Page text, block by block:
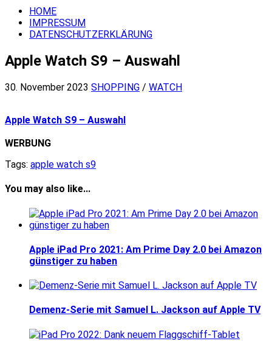
HOME
IMPRESSUM
DATENSCHUTZERKLÄRUNG
Apple Watch S9 – Auswahl
30. November 2023 SHOPPING / WATCH
Apple Watch S9 – Auswahl
WERBUNG
Tags: apple watch s9
You may also like...
Apple iPad Pro 2021: Am Prime Day 2.0 bei Amazon
günstiger zu haben
Demenz-Serie mit Samuel L. Jackson auf Apple TV